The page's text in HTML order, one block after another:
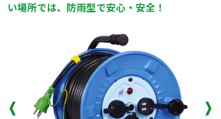
い場所では、防雨型で安心・安全！